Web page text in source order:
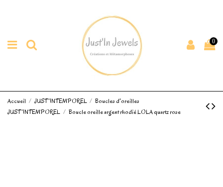
0
Accueil JUST'INTEMPOREL
Boucles d'oreilles
JUST'INTEMPOREL
Boucle oreille argent rhodié LOLA quartz rose